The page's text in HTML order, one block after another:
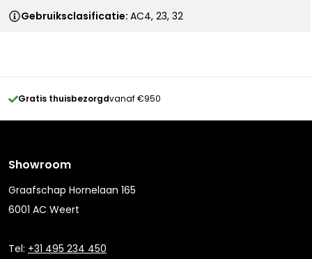
Gebruiksclasificatie: AC4, 23, 32
Gratis thuisbezorgdvanaf €950
Showroom
Graafschap Hornelaan 165
6001 AC Weert
Tel: +31 495 234 450